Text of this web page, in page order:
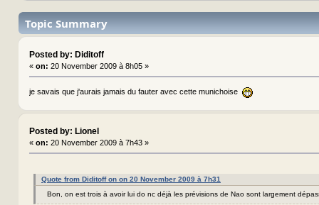
Topic Summary
Posted by: Diditoff
« on: 20 November 2009 à 8h05 »
je savais que j'aurais jamais du fauter avec cette munichoise
Posted by: Lionel
« on: 20 November 2009 à 7h43 »
Quote from Diditoff on on 20 November 2009 à 7h31
Bon, on est trois à avoir lui do nc déjà les prévisions de Nao sont largement